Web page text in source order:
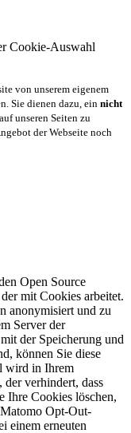
Cookie-Auswahl
von unserem eigenem
Sie dienen dazu, ein nicht
unseren Seiten zu
der Webseite noch
Open Source
mit Cookies arbeitet.
anonymisiert und zu
Server der
der Speicherung und
können Sie diese
wird in Ihrem
verhindert, dass
Ihre Cookies löschen,
Opt-Out-
einem erneuten